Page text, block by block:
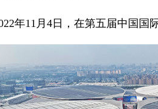
年11月4日，在第五届中国国